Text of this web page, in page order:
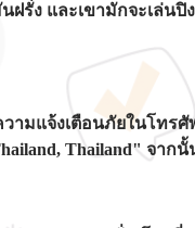
และเขามักจะเล่นปิ
มแจ้งเตือนภัยในโท
Thailand" จา